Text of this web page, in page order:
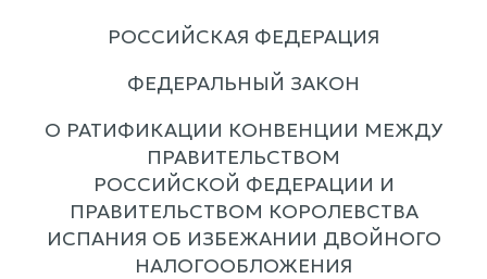
РОССИЙСКАЯ ФЕДЕРАЦИЯ
ФЕДЕРАЛЬНЫЙ ЗАКОН
О РАТИФИКАЦИИ КОНВЕНЦИИ МЕЖДУ
ПРАВИТЕЛЬСТВОМ
РОССИЙСКОЙ ФЕДЕРАЦИИ И
ПРАВИТЕЛЬСТВОМ КОРОЛЕВСТВА
ИСПАНИЯ ОБ ИЗБЕЖАНИИ ДВОЙНОГО
НАЛОГООБЛОЖЕНИЯ